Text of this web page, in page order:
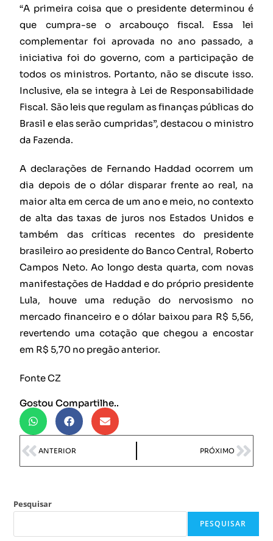
“A primeira coisa que o presidente determinou é
que cumpra-se o arcabouço fiscal. Essa lei
complementar foi aprovada no ano passado, a
iniciativa foi do governo, com a participação de
todos os ministros. Portanto, não se discute isso.
Inclusive, ela se integra à Lei de Responsabilidade
Fiscal. São leis que regulam as finanças públicas do
Brasil e elas serão cumpridas”, destacou o ministro
da Fazenda.
A declarações de Fernando Haddad ocorrem um
dia depois de o dólar disparar frente ao real, na
maior alta em cerca de um ano e meio, no contexto
de alta das taxas de juros nos Estados Unidos e
também das críticas recentes do presidente
brasileiro ao presidente do Banco Central, Roberto
Campos Neto. Ao longo desta quarta, com novas
manifestações de Haddad e do próprio presidente
Lula, houve uma redução do nervosismo no
mercado financeiro e o dólar baixou para R$ 5,56,
revertendo uma cotação que chegou a encostar
em R$ 5,70 no pregão anterior.
Fonte CZ
Gostou Compartilhe..
ANTERIOR PRÓXIMO
Pesquisar
PESQUISAR